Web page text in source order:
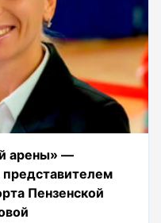
арены» —
Пензенской